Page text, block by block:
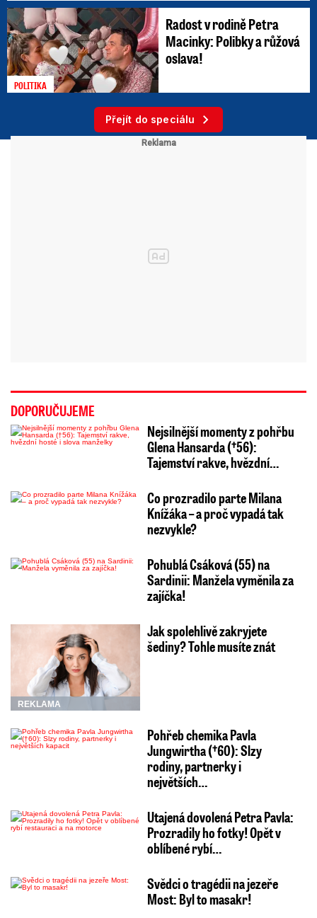
POLITIKA
Radost v rodině Petra
Macinky: Polibky a růžová
oslava!
Přejít do speciálu
DOPORUČUJEME
Nejsilnější momenty z pohřbu
Glena Hansarda (†56):
Tajemství rakve, hvězdní…
Co prozradilo parte Milana
Knížáka – a proč vypadá tak
nezvykle?
Pohublá Csáková (55) na
Sardinii: Manžela vyměnila za
zajíčka!
REKLAMA
Jak spolehlivě zakryjete
šediny? Tohle musíte znát
Pohřeb chemika Pavla
Jungwirtha (†60): Slzy
rodiny, partnerky i
největších…
Utajená dovolená Petra Pavla:
Prozradily ho fotky! Opět v
oblíbené rybí…
Svědci o tragédii na jezeře
Most: Byl to masakr!